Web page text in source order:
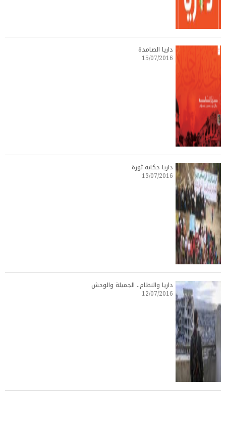
داريا الصامدة
15/07/2016
داريا حكاية ثورة
13/07/2016
داريا والنظام.. الجميلة والوحش
12/07/2016